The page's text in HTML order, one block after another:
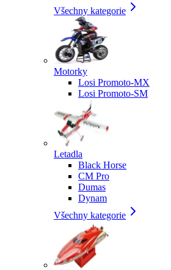
Všechny kategorie
Motorky
Losi Promoto-MX
Losi Promoto-SM
Letadla
Black Horse
CM Pro
Dumas
Dynam
Všechny kategorie